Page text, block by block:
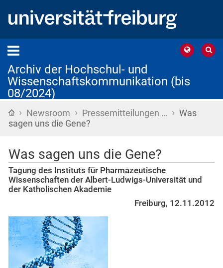
Archiv der Hochschul- und
Wissenschaftskommunikation (bis
08/2024)
Startseite
› Newsroom › Pressemitteilungen … › Was
sagen uns die Gene?
Was sagen uns die Gene?
Tagung des Instituts für Pharmazeutische
Wissenschaften der Albert-Ludwigs-Universität und
der Katholischen Akademie
Freiburg, 12.11.2012